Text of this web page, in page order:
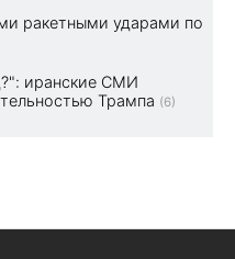
ракетными ударами по
иранские СМИ
Трампа (6)